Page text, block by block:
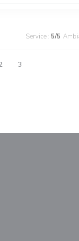
Service : 5/5
3